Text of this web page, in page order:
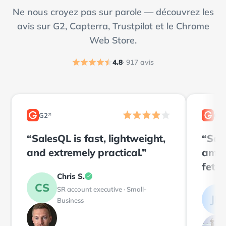
Ne nous croyez pas sur parole — découvrez les
avis sur G2, Capterra, Trustpilot et le Chrome
Web Store.
4.8· 917 avis
2 G2↗
“SalesQL is fast, lightweight,
and extremely practical.”
CS
Chris S.
SR account executive · Small-
Business
2
JM